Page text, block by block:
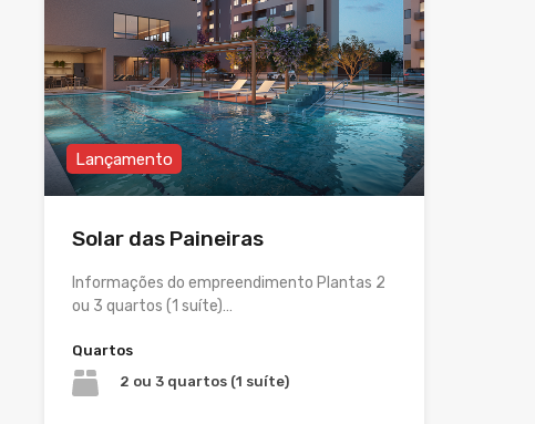
Lançamento
Solar das Paineiras
Informações do empreendimento Plantas 2
ou 3 quartos (1 suíte)…
Quartos
2 ou 3 quartos (1 suíte)